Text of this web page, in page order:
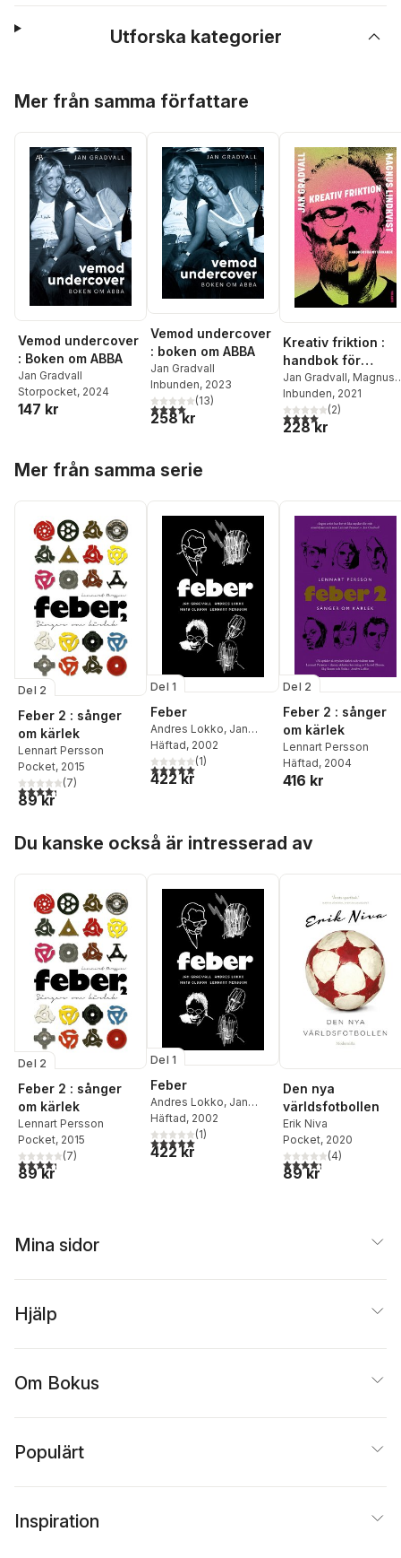
Utforska kategorier
Mer från samma författare
Vemod undercover
: Boken om ABBA
Jan Gradvall
Storpocket, 2024
147 kr
Vemod undercover
: boken om ABBA
Jan Gradvall
Inbunden, 2023
4,0utav 5 stjärnor. Totalt antal röster:
(13)
258 kr
Kreativ friktion :
handbok för
nytänkande
Jan Gradvall, Magnus
Lindkvist
Inbunden, 2021
4,0utav 5 stjärnor.
(2)
228 kr
Mer från samma serie
Del 2
Feber 2 : sånger
om kärlek
Lennart Persson
Pocket, 2015
4,3utav 5 stjärnor. Totalt antal röster:
(7)
89 kr
Del 1
Feber
Andres Lokko, Jan
Gradval ,Lennart
Persson,Mats Olsson
Häftad, 2002
5,0utav 5 stjärnor. Totalt antal röster:
(1)
422 kr
Del 2
Feber 2 : sånger
om kärlek
Lennart Persson
Häftad, 2004
416 kr
Du kanske också är intresserad av
Del 2
Feber 2 : sånger
om kärlek
Lennart Persson
Pocket, 2015
4,3utav 5 stjärnor. Totalt antal röster:
(7)
89 kr
Del 1
Feber
Andres Lokko, Jan
Gradval ,Lennart
Persson,Mats Olsson
Häftad, 2002
5,0utav 5 stjärnor. Totalt antal röster:
(1)
422 kr
Den nya
världsfotbollen
Erik Niva
Pocket, 2020
4,3utav 5 stjärnor.
(4)
89 kr
Mina sidor
Hjälp
Om Bokus
Populärt
Inspiration